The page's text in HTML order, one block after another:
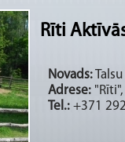
Rīti
Novads:
Adrese:
Tel.: +371